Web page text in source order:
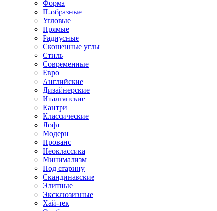
Форма
П-образные
Угловые
Прямые
Радиусные
Скошенные углы
Стиль
Современные
Евро
Английские
Дизайнерские
Итальянские
Кантри
Классические
Лофт
Модерн
Прованс
Неоклассика
Минимализм
Под старину
Скандинавские
Элитные
Эксклюзивные
Хай-тек